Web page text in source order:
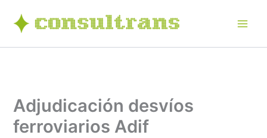
contenido
Adjudicación desvíos
ferroviarios Adif